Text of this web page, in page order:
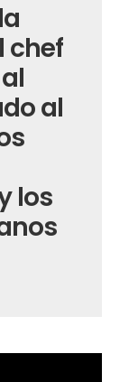
chef
al
los